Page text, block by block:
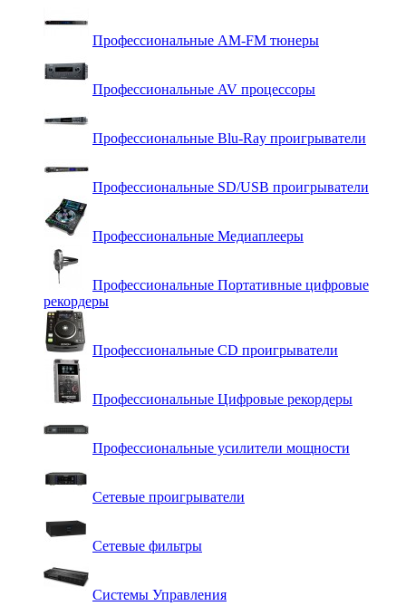
Профессиональные AM-FM тюнеры
Профессиональные AV процессоры
Профессиональные Blu-Ray проигрыватели
Профессиональные SD/USB проигрыватели
Профессиональные Медиаплееры
Профессиональные Портативные цифровые
рекордеры
Профессиональные СD проигрыватели
Профессиональные Цифровые рекордеры
Профессиональные усилители мощности
Сетевые проигрыватели
Сетевые фильтры
Системы Управления